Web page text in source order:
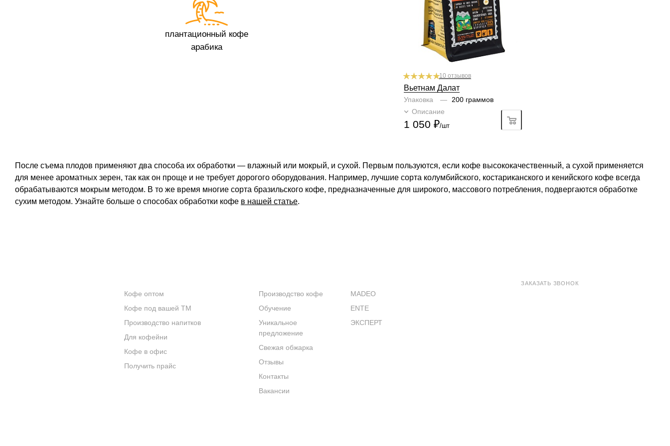
плантационный кофе
арабика
Горчинка
1 2 3 4 5 6
5/6
Плотность
1
3 4 5 6
5/6
Крепость
1 2 3 4 5 6
4/6
10 отзывов
Вьетнам Далат
Упаковка —
200 граммов
Описание
1 050 ₽/шт
После съема плодов применяют два способа их обработки — влажный или мокрый, и сухой. Первым пользуются, если кофе высококачественный, а сухой применяется
для менее ароматных зерен, так как он проще и не требует дорогого оборудования. Например, лучшие сорта колумбийского, костариканского и кенийского кофе всегда
обрабатываются мокрым методом. В то же время многие сорта бразильского кофе, предназначенные для широкого, массового потребления, подвергаются обработке
сухим методом. Узнайте больше о способах обработки кофе в нашей статье.
Кофе оптом
Кофе под вашей ТМ
Производство напитков
Для кофейни
Кофе в офис
Получить прайс
Производство кофе
Обучение
Уникальное
предложение
Свежая обжарка
Отзывы
Контакты
Вакансии
MADEO
ENTE
ЭКСПЕРТ
ЗАКАЗАТЬ ЗВОНОК